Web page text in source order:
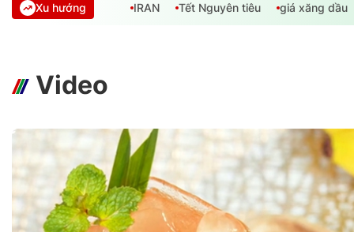
Thời sự
Thể thao
Văn hóa -
An Sinh Sách hay cuối tuần Thế giới
Kinh doanh Công nghệ Phóng sự
Xu hướng IRAN Tết Nguyên tiêu giá xăng dầu
Video